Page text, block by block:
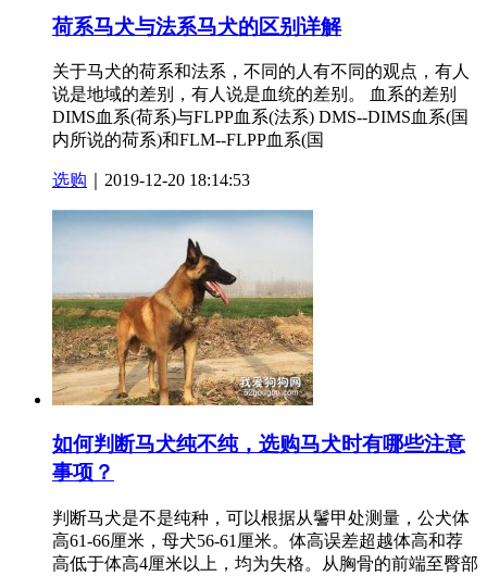
荷系马犬与法系马犬的区别详解
关于马犬的荷系和法系，不同的人有不同的观点，有人
说是地域的差别，有人说是血统的差别。 血系的差别
DIMS血系(荷系)与FLPP血系(法系) DMS--DIMS血系(国
内所说的荷系)和FLM--FLPP血系(国
选购 ｜2019-12-20 18:14:53
如何判断马犬纯不纯，选购马犬时有哪些注意
事项？
判断马犬是不是纯种，可以根据从鬐甲处测量，公犬体
高61-66厘米，母犬56-61厘米。体高误差超越体高和荐
高低于体高4厘米以上，均为失格。从胸骨的前端至臀部